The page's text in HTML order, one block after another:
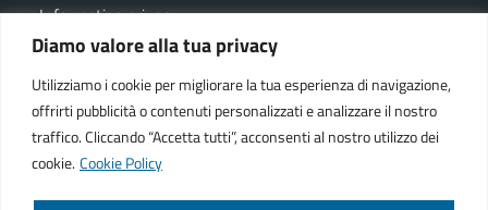
Diamo valore alla tua privacy
Utilizziamo i cookie per migliorare la tua esperienza di navigazione,
offrirti pubblicità o contenuti personalizzati e analizzare il nostro
traffico. Cliccando “Accetta tutti”, acconsenti al nostro utilizzo dei
cookie. Cookie Policy
Informativa privacy
Note legali
Dichiarazione di accessibilità
Cookie policy